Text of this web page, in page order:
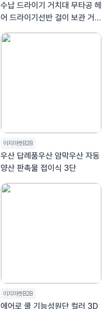
수납 드라이기 거치대 무타공 헤
어 드라이기선반 걸이 보관 거치
대
이지마켓B2B
우산 답례품우산 암막우산 자동
양산 판촉물 접이식 3단
이지마켓B2B
에어로 쿨 기능성원단 컬러 3D